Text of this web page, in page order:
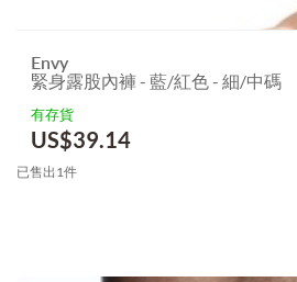
Envy
緊身露股內褲 - 藍/紅色 - 細/中碼
有存貨
US$39.14
已售出1件